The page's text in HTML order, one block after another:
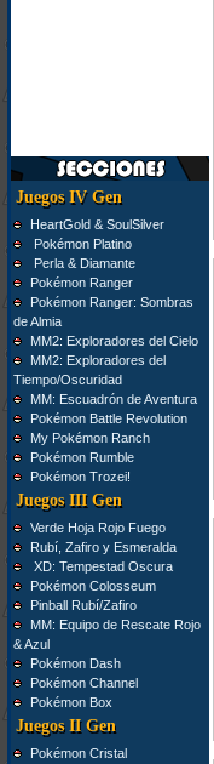
Juegos IV Gen
HeartGold & SoulSilver
Pokémon Platino
Perla & Diamante
Pokémon Ranger
Pokémon Ranger: Sombras
de Almia
MM2: Exploradores del Cielo
MM2: Exploradores del
Tiempo/Oscuridad
MM: Escuadrón de Aventura
Pokémon Battle Revolution
My Pokémon Ranch
Pokémon Rumble
Pokémon Trozei!
Juegos III Gen
Verde Hoja Rojo Fuego
Rubí, Zafiro y Esmeralda
XD: Tempestad Oscura
Pokémon Colosseum
Pinball Rubí/Zafiro
MM: Equipo de Rescate Rojo
& Azul
Pokémon Dash
Pokémon Channel
Pokémon Box
Juegos II Gen
Pokémon Cristal